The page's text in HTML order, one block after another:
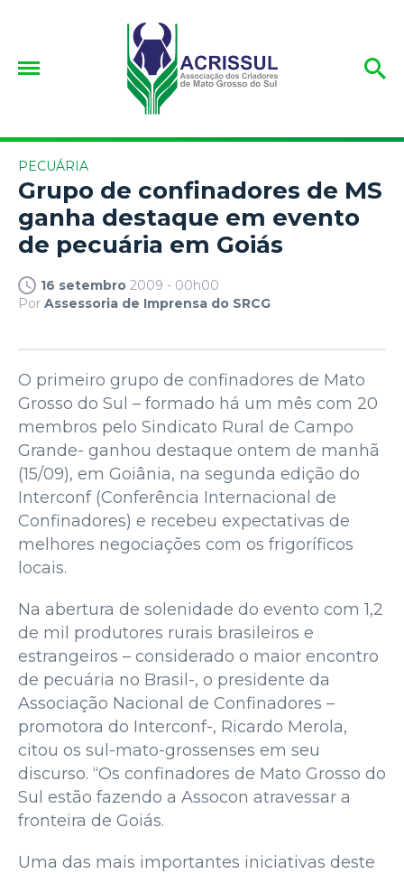
PECUÁRIA
Grupo de confinadores de MS
ganha destaque em evento
de pecuária em Goiás
16 setembro 2009 - 00h00
Por Assessoria de Imprensa do SRCG
O primeiro grupo de confinadores de Mato
Grosso do Sul – formado há um mês com 20
membros pelo Sindicato Rural de Campo
Grande- ganhou destaque ontem de manhã
(15/09), em Goiânia, na segunda edição do
Interconf (Conferência Internacional de
Confinadores) e recebeu expectativas de
melhores negociações com os frigoríficos
locais.
Na abertura de solenidade do evento com 1,2
de mil produtores rurais brasileiros e
estrangeiros – considerado o maior encontro
de pecuária no Brasil-, o presidente da
Associação Nacional de Confinadores –
promotora do Interconf-, Ricardo Merola,
citou os sul-mato-grossenses em seu
discurso. “Os confinadores de Mato Grosso do
Sul estão fazendo a Assocon atravessar a
fronteira de Goiás.
Uma das mais importantes iniciativas deste